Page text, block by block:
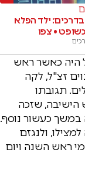
ילד הפלא
• צפו
היה כאשר ראש
זצ"ל, לקה
תגובתו
הישיבה, שזכה
במשך כעשור נוסף.
ולנגזם
ראש השנה ויום